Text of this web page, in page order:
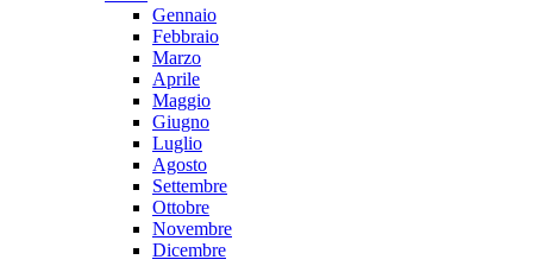
Gennaio
Febbraio
Marzo
Aprile
Maggio
Giugno
Luglio
Agosto
Settembre
Ottobre
Novembre
Dicembre